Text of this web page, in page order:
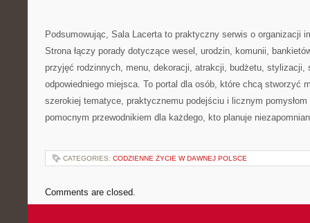
Podsumowując, Sala Lacerta to praktyczny serwis o organizacji
Strona łączy porady dotyczące wesel, urodzin, komunii,
przyjęć rodzinnych, menu, dekoracji, atrakcji, budżetu, stylizacji,
odpowiedniego miejsca. To portal dla osób, które chcą stworzyć
szerokiej tematyce, praktycznemu podejściu i licznym
pomocnym przewodnikiem dla każdego, kto planuje
CATEGORIES: CODZIENNE ŻYCIE W DAWNEJ POLSCE
Comments are closed.